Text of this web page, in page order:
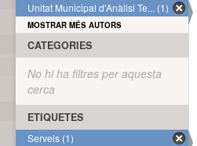
Unitat Municipal d'Anàlisi Te... (1)
MOSTRAR MÉS AUTORS
CATEGORIES
No hi ha filtres per aquesta
cerca
ETIQUETES
Serveis (1)